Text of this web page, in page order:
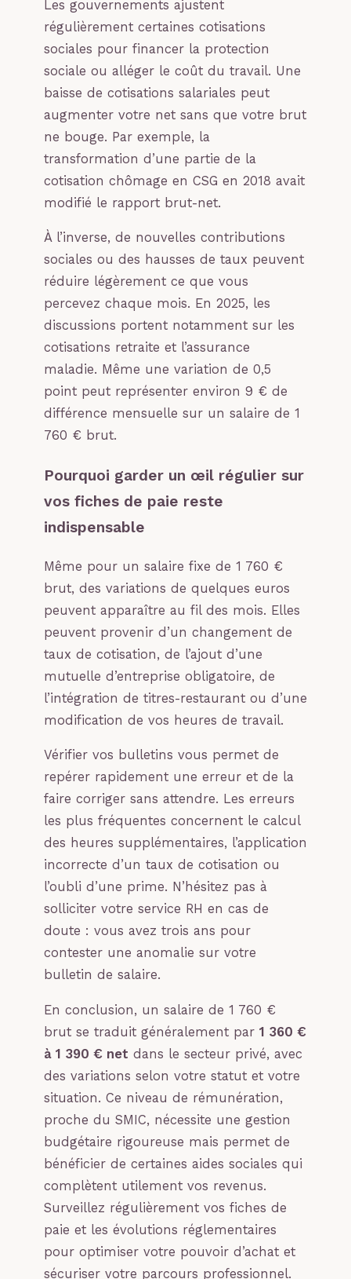
Les gouvernements ajustent
régulièrement certaines cotisations
sociales pour financer la protection
sociale ou alléger le coût du travail. Une
baisse de cotisations salariales peut
augmenter votre net sans que votre brut
ne bouge. Par exemple, la
transformation d’une partie de la
cotisation chômage en CSG en 2018 avait
modifié le rapport brut-net.
À l’inverse, de nouvelles contributions
sociales ou des hausses de taux peuvent
réduire légèrement ce que vous
percevez chaque mois. En 2025, les
discussions portent notamment sur les
cotisations retraite et l’assurance
maladie. Même une variation de 0,5
point peut représenter environ 9 € de
différence mensuelle sur un salaire de 1
760 € brut.
Pourquoi garder un œil régulier sur
vos fiches de paie reste
indispensable
Même pour un salaire fixe de 1 760 €
brut, des variations de quelques euros
peuvent apparaître au fil des mois. Elles
peuvent provenir d’un changement de
taux de cotisation, de l’ajout d’une
mutuelle d’entreprise obligatoire, de
l’intégration de titres-restaurant ou d’une
modification de vos heures de travail.
Vérifier vos bulletins vous permet de
repérer rapidement une erreur et de la
faire corriger sans attendre. Les erreurs
les plus fréquentes concernent le calcul
des heures supplémentaires, l’application
incorrecte d’un taux de cotisation ou
l’oubli d’une prime. N’hésitez pas à
solliciter votre service RH en cas de
doute : vous avez trois ans pour
contester une anomalie sur votre
bulletin de salaire.
En conclusion, un salaire de 1 760 €
brut se traduit généralement par 1 360 €
à 1 390 € net dans le secteur privé, avec
des variations selon votre statut et votre
situation. Ce niveau de rémunération,
proche du SMIC, nécessite une gestion
budgétaire rigoureuse mais permet de
bénéficier de certaines aides sociales qui
complètent utilement vos revenus.
Surveillez régulièrement vos fiches de
paie et les évolutions réglementaires
pour optimiser votre pouvoir d’achat et
sécuriser votre parcours professionnel.